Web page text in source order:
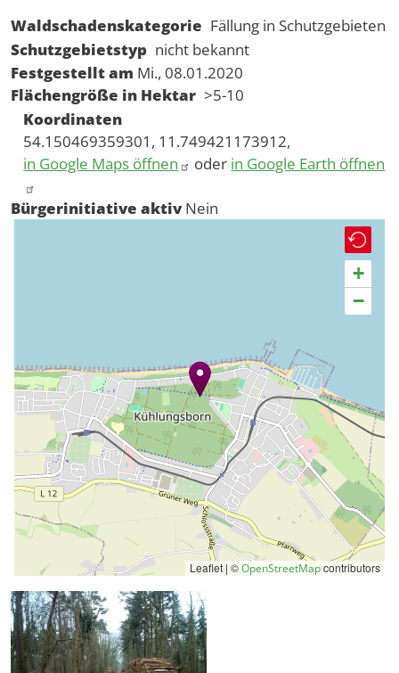
Waldschadenskategorie Fällung in Schutzgebieten
Schutzgebietstyp nicht bekannt
Festgestellt am Mi., 08.01.2020
Flächengröße in Hektar >5-10
Koordinaten
54.150469359301, 11.749421173912,
in Google Maps öffnen
oder in Google Earth öffnen
Bürgerinitiative aktiv Nein
+
−
Leaflet | ©OpenStreetMapcontributors